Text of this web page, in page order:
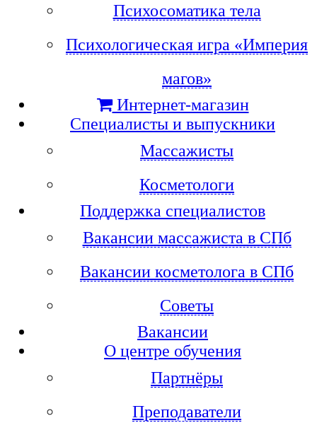
Психосоматика тела
Психологическая игра «Империя
магов»
Интернет-магазин
Специалисты и выпускники
Массажисты
Косметологи
Поддержка специалистов
Вакансии массажиста в СПб
Вакансии косметолога в СПб
Советы
Вакансии
О центре обучения
Партнёры
Преподаватели